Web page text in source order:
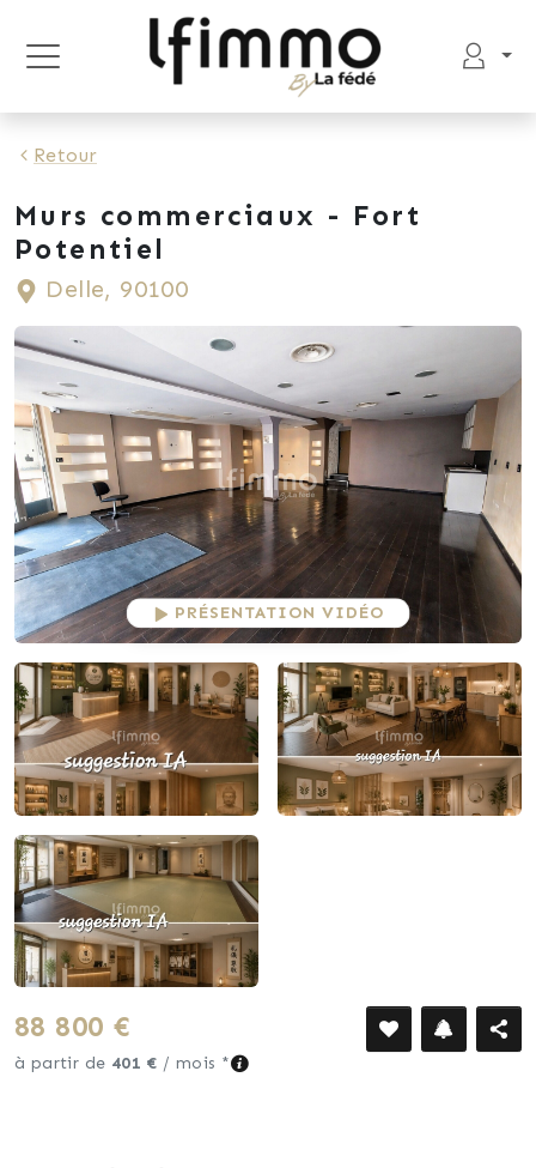
Retour
Murs commerciaux - Fort
Potentiel
Delle, 90100
PRÉSENTATION VIDÉO
88 800 €
à partir de 401 € / mois *